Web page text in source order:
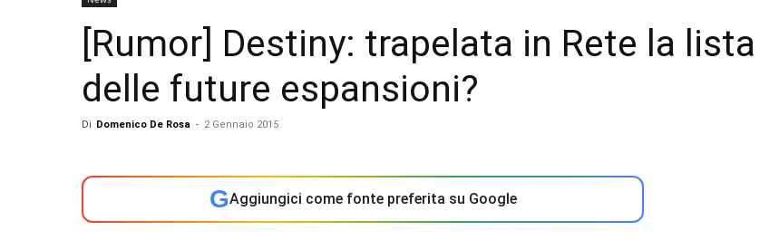
[Rumor] Destiny: trapelata in Rete la lista
delle future espansioni?
Di Domenico De Rosa - 2 Gennaio 2015
GAggiungici come fonte preferita su Google